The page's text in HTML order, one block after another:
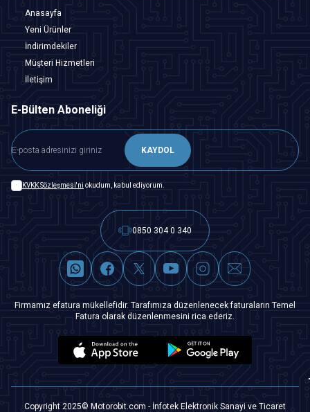
Anasayfa
Yeni Ürünler
İndirimdekiler
Müşteri Hizmetleri
İletişim
E-Bülten Aboneliği
KAYDOL
KVKK Sözleşmesi'ni okudum, kabul ediyorum.
0850 304 0 340
Firmamız efatura mükellefidir. Tarafımıza düzenlenecek faturaların Temel
Fatura olarak düzenlenmesini rica ederiz.
Copyright 2025© Motorobit.com - İnfotek Elektronik Sanayi ve Ticaret